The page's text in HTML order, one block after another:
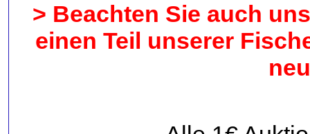
> Beachten Sie auch
einen Teil unserer